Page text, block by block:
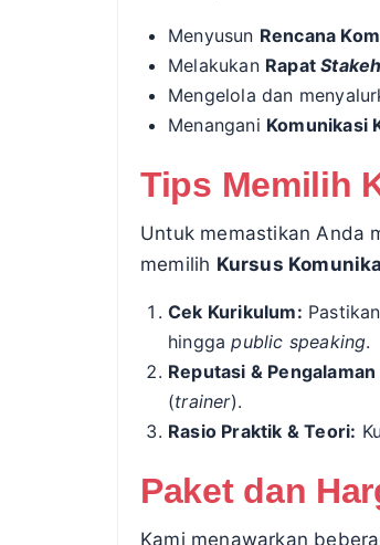
Menyusun Rencana
Melakukan Rapat
Mengelola dan
Menangani Komunikasi
Tips Memilih
Untuk memastikan Anda
memilih Kursus
Cek Kurikulum:
hinggapublic speaking.
Reputasi & Pengalaman
(trainer).
Rasio Praktik & Teori:
Paket dan
Kami menawarkan